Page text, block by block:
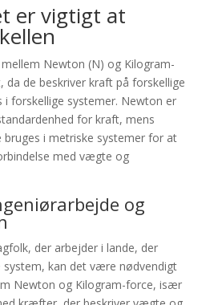
er vigtigt at
Newton (N) og Kilogram-
da de beskriver kraft på forskellige
i forskellige systemer. Newton er
for kraft, mens
i metriske systemer for at
med vægte og
og
der arbejder i lande, der
system, kan det være nødvendigt
Newton og Kilogram-force, især